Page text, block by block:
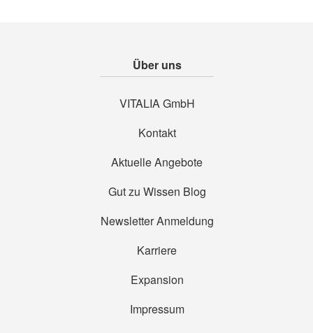
Über uns
VITALIA GmbH
Kontakt
Aktuelle Angebote
Gut zu Wissen Blog
Newsletter Anmeldung
Karriere
Expansion
Impressum